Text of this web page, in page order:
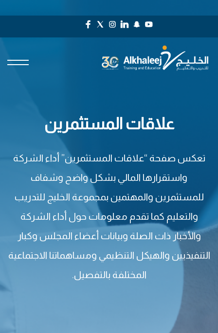
علاقات المستثمرين
تعكس صفحة “علاقات المستثمرين” أداء الشركة
واستقرارها المالي بشكل واضح وشفاف
للمستثمرين والمهتمين بمجموعة الخليج للتدريب
والتعليم كما تقدم معلومات حول أداء الشركة
والأخبار ذات الصلة وبيانات أعضاء المجلس وكبار
التنفيذيين والهيكل التنظيمي ومساهماتنا الاجتماعية
المختلفة بالتفصيل.